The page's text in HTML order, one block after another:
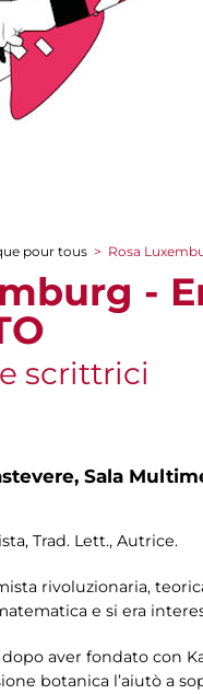
pour tous > Rosa
-
scrittrici
Sala
Trad. Lett., Autrice.
rivoluzionaria,
matematica e si era
dopo aver fondato
botanica l’aiutò a